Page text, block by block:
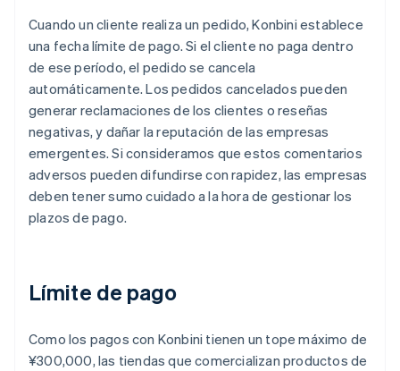
Cuando un cliente realiza un pedido, Konbini establece
una fecha límite de pago. Si el cliente no paga dentro
de ese período, el pedido se cancela
automáticamente. Los pedidos cancelados pueden
generar reclamaciones de los clientes o reseñas
negativas, y dañar la reputación de las empresas
emergentes. Si consideramos que estos comentarios
adversos pueden difundirse con rapidez, las empresas
deben tener sumo cuidado a la hora de gestionar los
plazos de pago.
Límite de pago
Como los pagos con Konbini tienen un tope máximo de
¥300,000, las tiendas que comercializan productos de